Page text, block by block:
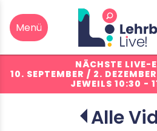
NÄCHSTE LIVE-
10. SEPTEMBER / 2.
JEWEILS 10:30 -
Alle